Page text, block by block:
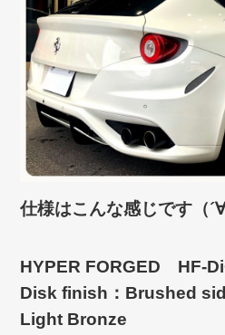
仕様はこんな感じです（
HYPER FORGED HF-
Disk finish：Brushed
Light Bronze